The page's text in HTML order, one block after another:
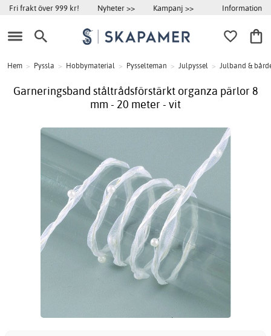
Fri frakt över 999 kr! Nyheter >> Kampanj >> Information
Hem > Pyssla > Hobbymaterial > Pysselteman > Julpyssel > Julband &
Garneringsband ståltrådsförstärkt organza pärlor 8
mm - 20 meter - vit